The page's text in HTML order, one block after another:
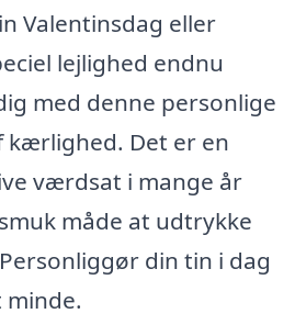
Valentinsdag eller
lejlighed endnu
med denne personlige
kærlighed. Det er en
værdsat i mange år
måde at udtrykke
din tin i dag
minde.